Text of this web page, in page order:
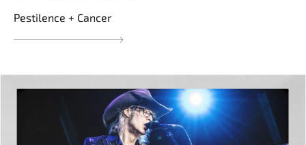
Pestilence + Cancer